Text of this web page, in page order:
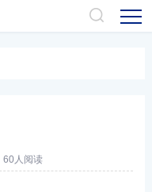
60人阅读